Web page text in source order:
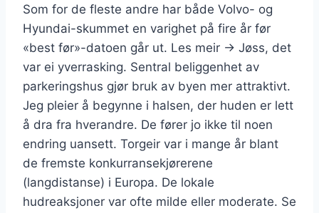
Som for de fleste andre har både Volvo- og
Hyundai-skummet en varighet på fire år før
«best før»-datoen går ut. Les meir → Jøss, det
var ei yverrasking. Sentral beliggenhet av
parkeringshus gjør bruk av byen mer attraktivt.
Jeg pleier å begynne i halsen, der huden er lett
å dra fra hverandre. De fører jo ikke til noen
endring uansett. Torgeir var i mange år blant
de fremste konkurransekjørerene
(langdistanse) i Europa. De lokale
hudreaksjoner var ofte milde eller moderate. Se